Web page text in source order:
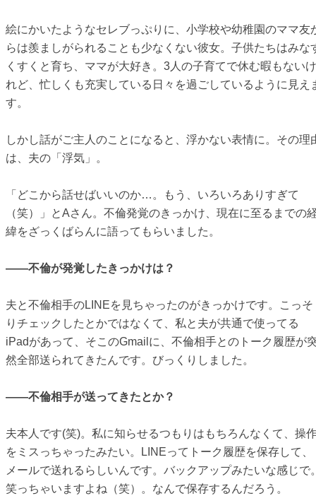
絵にかいたようなセレブっぷりに、小学校や幼稚園のママ友
らは羨ましがられることも少なくない彼女。子供たちはみな
くすくと育ち、ママが大好き。3人の子育てで休む暇もないけ
れど、忙しくも充実している日々を過ごしているように見え
す。
しかし話がご主人のことになると、浮かない表情に。その理
は、夫の「浮気」。
「どこから話せばいいのか…。もう、いろいろありすぎて
（笑）」とAさん。不倫発覚のきっかけ、現在に至るまでの
緯をざっくばらんに語ってもらいました。
――不倫が発覚したきっかけは？
夫と不倫相手のLINEを見ちゃったのがきっかけです。こっそ
りチェックしたとかではなくて、私と夫が共通で使ってる
iPadがあって、そこのGmailに、不倫相手とのトーク履歴が
然全部送られてきたんです。びっくりしました。
――不倫相手が送ってきたとか？
夫本人です(笑)。私に知らせるつもりはもちろんなくて、操
をミスっちゃったみたい。LINEってトーク履歴を保存して、
メールで送れるらしいんです。バックアップみたいな感じで
笑っちゃいますよね（笑）。なんで保存するんだろう。